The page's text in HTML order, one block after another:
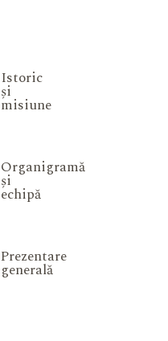
Istoric
și
misiune
Organigramă
și
echipă
Prezentare
generală